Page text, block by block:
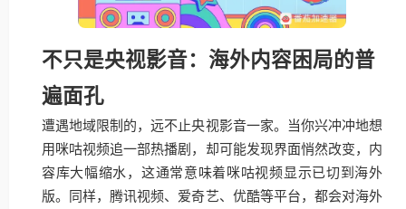
不只是央视影音：海外内容困局的普
遍面孔
遭遇地域限制的，远不止央视影音一家。当你兴冲冲地想
用咪咕视频追一部热播剧，却可能发现界面悄然改变，内
容库大幅缩水，这通常意味着咪咕视频显示已切到海外
版。同样，腾讯视频、爱奇艺、优酷等平台，都会对海外